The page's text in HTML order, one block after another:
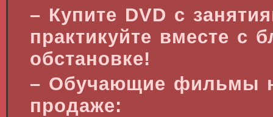
– Купите DVD c
практикуйте вместе с
обстановке!
– Обучающие фильмы
продаже: